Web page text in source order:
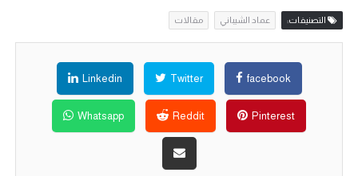
التصنيفات: عماد الشيباني مقالات
facebook
Twitter
Linkedin
Pinterest
Reddit
Whatsapp